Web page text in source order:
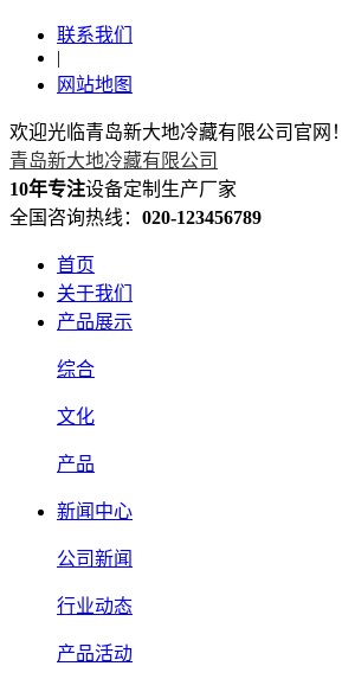
联系我们
|
网站地图
欢迎光临青岛新大地冷藏有限公司官网！
青岛新大地冷藏有限公司
10年专注设备定制生产厂家
全国咨询热线： 020-123456789
首页
关于我们
产品展示
综合
文化
产品
新闻中心
公司新闻
行业动态
产品活动